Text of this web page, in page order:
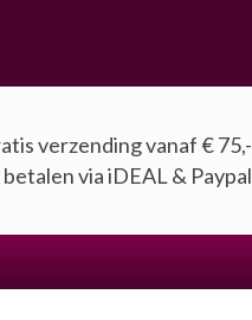
verzending vanaf € 75,-
via iDEAL & Paypal